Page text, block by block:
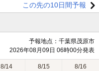
この先の10日間予報
予報地点：千葉県茂原市
2026年08月09日 06時00分発表
8/14
8/15
8/16